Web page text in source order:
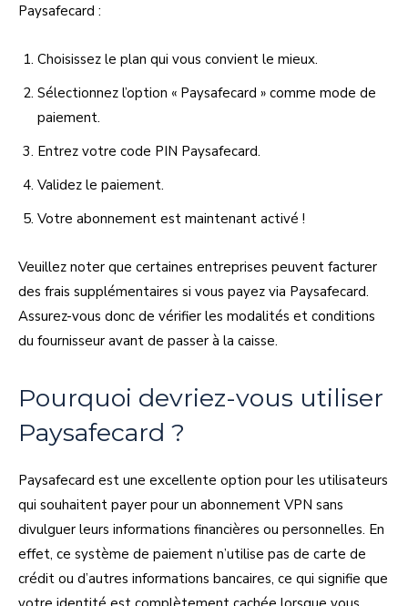
Paysafecard :
Choisissez le plan qui vous convient le mieux.
Sélectionnez l’option « Paysafecard » comme mode de
paiement.
Entrez votre code PIN Paysafecard.
Validez le paiement.
Votre abonnement est maintenant activé !
Veuillez noter que certaines entreprises peuvent facturer
des frais supplémentaires si vous payez via Paysafecard.
Assurez-vous donc de vérifier les modalités et conditions
du fournisseur avant de passer à la caisse.
Pourquoi devriez-vous utiliser
Paysafecard ?
Paysafecard est une excellente option pour les utilisateurs
qui souhaitent payer pour un abonnement VPN sans
divulguer leurs informations financières ou personnelles. En
effet, ce système de paiement n’utilise pas de carte de
crédit ou d’autres informations bancaires, ce qui signifie que